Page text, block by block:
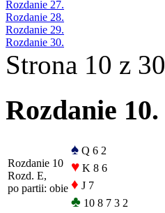
Rozdanie 27.
Rozdanie 28.
Rozdanie 29.
Rozdanie 30.
Strona 10 z 30
Rozdanie 10.
Rozdanie 10
Rozd. E,
po partii: obie
♠ Q 6 2
♥ K 8 6
♦ J 7
♣ 10 8 7 3 2